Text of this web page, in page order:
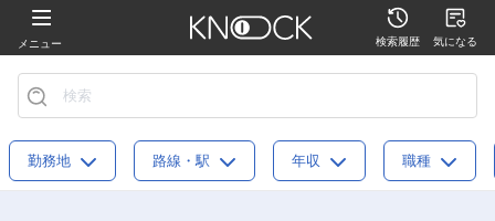
メニュー 検索履歴 気になる
勤務地 路線・駅 年収 職種